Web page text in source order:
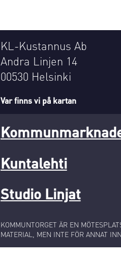
KL-Kustannus Ab
Andra Linjen 14
00530 Helsinki
Var finns vi på kartan
Kuntalehti
Studio Linjat
KOMMUNTORGET ÄR EN
MATERIAL, MEN INTE FÖR ANNAT